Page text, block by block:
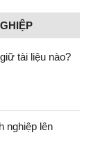
tài liệu nào?
nghiệp lên